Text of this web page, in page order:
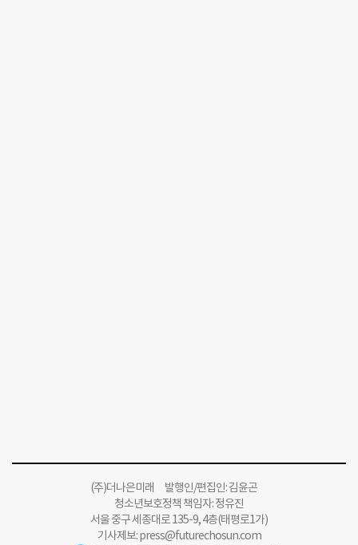
(주)더나은미래 발행인/편집인: 김윤곤
청소년보호정책 책임자: 정유진
서울 중구 세종대로 135-9, 4층(태평로1가)
기사제보:press@futurechosun.com